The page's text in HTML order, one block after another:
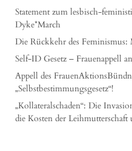
Statement zum lesbisch-
Dyke*March
Die Rückkehr des
Self-ID Gesetz – Frauenappell
Appell des
„Selbstbestimmungsgesetz“!
„Kollateralschaden“: Die
die Kosten der